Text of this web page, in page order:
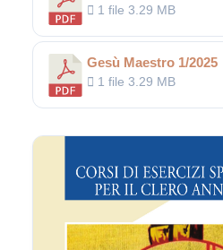
1 file3.29 MB
Gesù Maestro 1/2025
1 file3.29 MB